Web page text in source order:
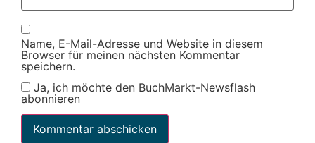
Name, E-Mail-Adresse und Website in diesem
Browser für meinen nächsten Kommentar
speichern.
Ja, ich möchte den BuchMarkt-Newsflash
abonnieren